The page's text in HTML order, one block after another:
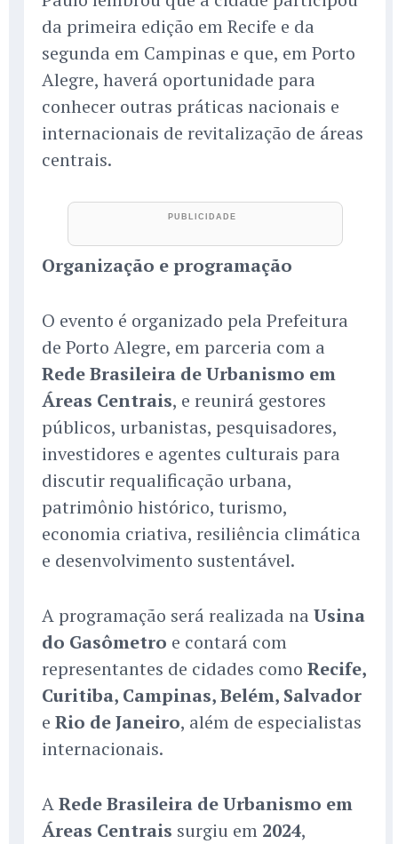
da primeira edição em Recife e da
segunda em Campinas e que, em Porto
Alegre, haverá oportunidade para
conhecer outras práticas nacionais e
internacionais de revitalização de áreas
centrais.
Organização e programação
O evento é organizado pela Prefeitura
de Porto Alegre, em parceria com a
Rede Brasileira de Urbanismo em
Áreas Centrais, e reunirá gestores
públicos, urbanistas, pesquisadores,
investidores e agentes culturais para
discutir requalificação urbana,
patrimônio histórico, turismo,
economia criativa, resiliência climática
e desenvolvimento sustentável.
A programação será realizada na Usina
do Gasômetro e contará com
representantes de cidades como Recife,
Curitiba, Campinas, Belém, Salvador
e Rio de Janeiro, além de especialistas
internacionais.
ARede Brasileira de Urbanismo em
Áreas Centrais surgiu em 2024,